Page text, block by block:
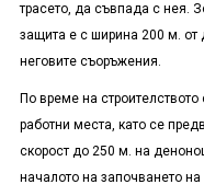
трасето, да съвпада с нея.
защита е с ширина 200 м. от
неговите съоръжения.
По време на
работни места, като се
скорост до 250 м. на
началото на започването